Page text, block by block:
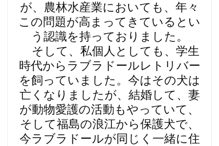
が、農林水産業においても、年々
この問題が高まってきているとい
う認識を持っておりました。
そして、私個人としても、学生
時代からラブラドールレトリバー
を飼っていました。今はその犬は
亡くなりましたが、結婚して、妻
が動物愛護の活動もやっていて、
そして福島の浪江から保護犬で、
今ラブラドールが同じく一緒に住